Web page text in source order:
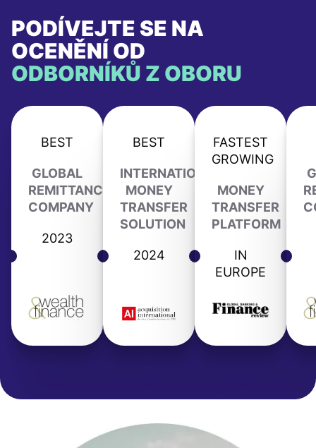
PODÍVEJTE SE NA
OCENĚNÍ OD
ODBORNÍKŮ Z OBORU
BEST
GLOBAL
REMITTANCE
COMPANY
2023
BEST
INTERNATIONAL
MONEY
TRANSFER
SOLUTION
2024
FASTEST
GROWING
MONEY
TRANSFER
PLATFORM
IN
EUROPE